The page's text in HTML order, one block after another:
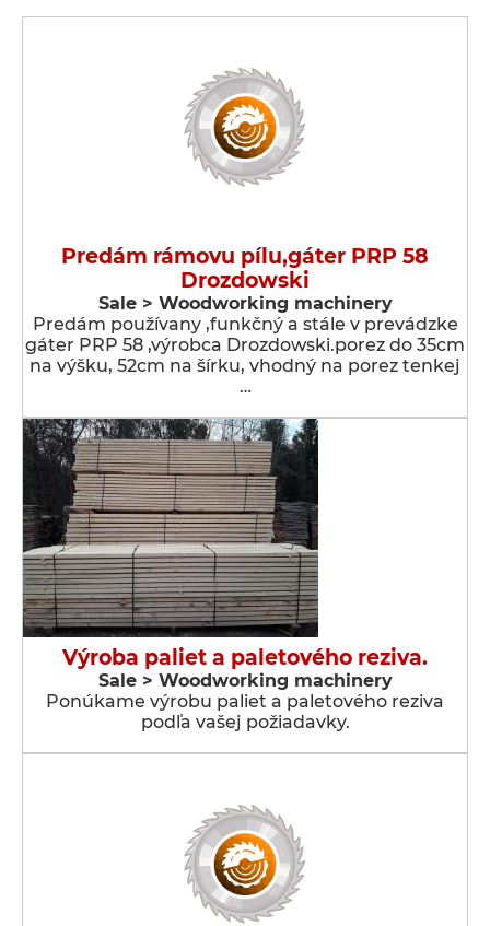
Predám rámovu pílu,gáter PRP 58
Drozdowski
Sale > Woodworking machinery
Predám používany ,funkčný a stále v prevádzke
gáter PRP 58 ,výrobca Drozdowski.porez do 35cm
na výšku, 52cm na šírku, vhodný na porez tenkej
…
Výroba paliet a paletového reziva.
Sale > Woodworking machinery
Ponúkame výrobu paliet a paletového reziva
podľa vašej požiadavky.